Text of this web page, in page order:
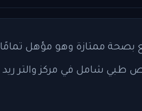
بصحة ممتازة وهو مؤهل تمامًا
طبي شامل في مركز والتر ريد